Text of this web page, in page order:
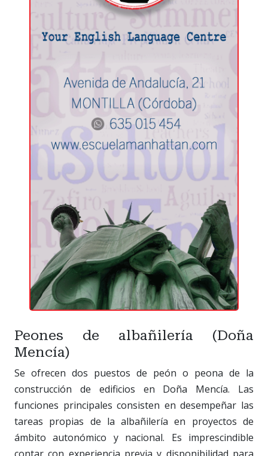
Peones de albañilería (Doña
Mencía)
Se ofrecen dos puestos de peón o peona de la
construcción de edificios en Doña Mencía. Las
funciones principales consisten en desempeñar las
tareas propias de la albañilería en proyectos de
ámbito autonómico y nacional. Es imprescindible